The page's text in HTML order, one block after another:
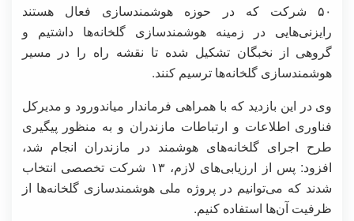
۵۰ شرکت که در حوزه هوشمندسازی فعال هستند
رایزنی‌هایی در زمینه هوشمندسازی گلخانه‌ها داشتیم و
گروهی از نخبگان تشکیل شده تا نقشه راه را در مسیر
هوشمندسازی گلخانه‌ها ترسیم کنند.
وی در این بازدید که با همراهی فرماندار میاندورود و مدیرکل
فناوری اطلاعات و ارتباطات مازندران و به منظور پیگیری
طرح اجرای گلخانه‌های هوشمند در مازندران انجام شد،
افزود: پس از ارزیابی‌های لازم، ۱۳ شرکت تخصصی انتخاب
شدند که می‌توانیم در پروژه ملی هوشمندسازی گلخانه‌ها از
ظرفیت آن‌ها استفاده کنیم.